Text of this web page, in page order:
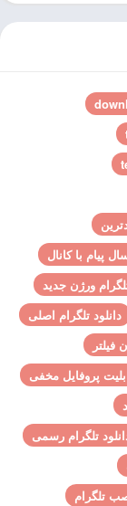
پیام با کانال
ورژن جدید
دانلود تلگرام اصلی
فیلتر
پروفایل مخفی
تلگرام رسمی
تلگرام